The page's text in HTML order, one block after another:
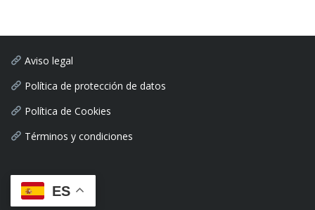
Aviso legal
Política de protección de datos
Política de Cookies
Términos y condiciones
ES